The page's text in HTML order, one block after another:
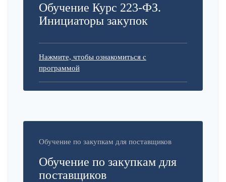
Обучение Курс 223-ФЗ.
Инициаторы закупок
Нажмите, чтобы ознакомиться с
программой
Обучение по закупкам для поставщиков
Обучение по закупкам для
поставщиков